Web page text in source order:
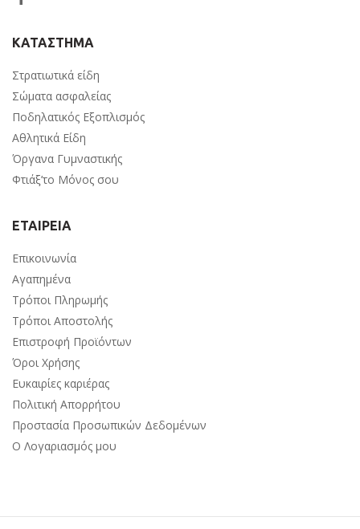
ΚΑΤΑΣΤΗΜΑ
Στρατιωτικά είδη
Σώματα ασφαλείας
Ποδηλατικός Εξοπλισμός
Αθλητικά Είδη
Όργανα Γυμναστικής
Φτιάξ’το Μόνος σου
ΕΤΑΙΡΕΙΑ
Επικοινωνία
Αγαπημένα
Τρόποι Πληρωμής
Τρόποι Αποστολής
Επιστροφή Προϊόντων
Όροι Χρήσης
Ευκαιρίες καριέρας
Πολιτική Απορρήτου
Προστασία Προσωπικών Δεδομένων
Ο Λογαριασμός μου